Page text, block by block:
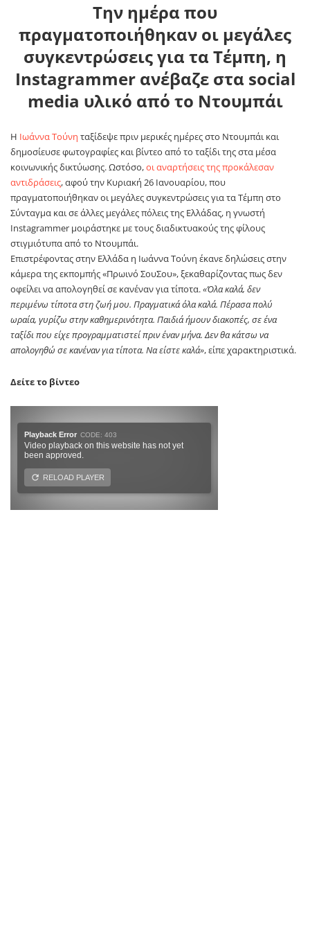
Την ημέρα που
πραγματοποιήθηκαν οι μεγάλες
συγκεντρώσεις για τα Τέμπη, η
Instagrammer ανέβαζε στα social
media υλικό από το Ντουμπάι
Η Ιωάννα Τούνη ταξίδεψε πριν μερικές ημέρες στο Ντουμπάι και
δημοσίευσε φωτογραφίες και βίντεο από το ταξίδι της στα μέσα
κοινωνικής δικτύωσης. Ωστόσο,οι αναρτήσεις της προκάλεσαν
αντιδράσεις, αφού την Κυριακή 26 Ιανουαρίου, που
πραγματοποιήθηκαν οι μεγάλες συγκεντρώσεις για τα Τέμπη στο
Σύνταγμα και σε άλλες μεγάλες πόλεις της Ελλάδας, η γνωστή
Instagrammer μοιράστηκε με τους διαδικτυακούς της φίλους
στιγμιότυπα από το Ντουμπάι.
Επιστρέφοντας στην Ελλάδα η Ιωάννα Τούνη έκανε δηλώσεις στην
κάμερα της εκπομπής «Πρωινό ΣουΣου», ξεκαθαρίζοντας πως δεν
οφείλει να απολογηθεί σε κανέναν για τίποτα.«Όλα καλά, δεν
περιμένω τίποτα στη ζωή μου. Πραγματικά όλα καλά. Πέρασα πολύ
ωραία, γυρίζω στην καθημερινότητα. Παιδιά ήμουν διακοπές, σε ένα
ταξίδι που είχε προγραμματιστεί πριν έναν μήνα. Δεν θα κάτσω να
απολογηθώ σε κανέναν για τίποτα. Να είστε καλά», είπε χαρακτηριστικά.
Δείτε το βίντεο